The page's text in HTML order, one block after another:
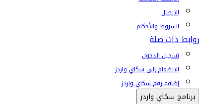
الاتصال
الشروط والأحكام
روابط ذات صلة
تسجيل الدخول
الانضمام إلى سكاي واردز
إضافة رقم سكاي واردز
برنامج سكاي واردز